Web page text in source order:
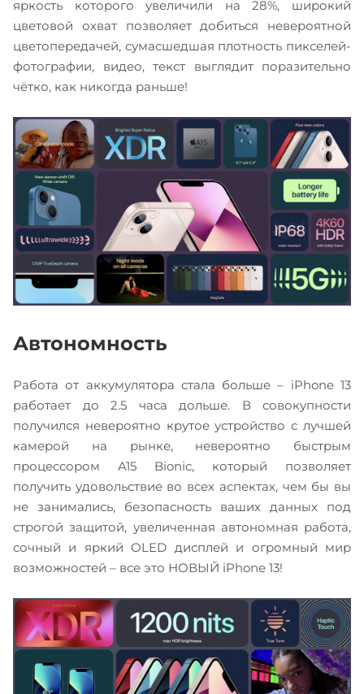
яркость которого увеличили на 28%, широкий
цветовой охват позволяет добиться невероятной
цветопередачей, сумасшедшая плотность пикселей-
фотографии, видео, текст выглядит поразительно
чётко, как никогда раньше!
Автономность
Работа от аккумулятора стала больше – iPhone 13
работает до 2.5 часа дольше. В совокупности
получился невероятно крутое устройство с лучшей
камерой на рынке, невероятно быстрым
процессором A15 Bionic, который позволяет
получить удовольствие во всех аспектах, чем бы вы
не занимались, безопасность ваших данных под
строгой защитой, увеличенная автономная работа,
сочный и яркий OLED дисплей и огромный мир
возможностей – все это НОВЫЙ iPhone 13!